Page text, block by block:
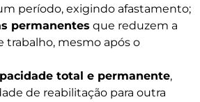
período, exigindo afastamento;
permanentes que reduzem a
trabalho, mesmo após o
total e permanente,
de reabilitação para outra